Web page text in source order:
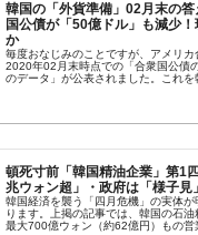
『国民年金公団』株価暴
政府「ニセＫ-ブランド
名物教授も登場！
「橋が落ちました」⇒ 耐
鉄鋼最大手『POSCO』
韓国の「外貨準備」02月末の
国公債が「50億ドル」も減少
か
毎度おなじみのことですが、アメリカ
2020年02月末時点での「合衆国公債
のデータ」が公表されました。これを
頓死寸前「韓国精油企業」第1
兆ウォン超」・政府は「様子見
韓国経済を襲う「四月危機」の実体が
ります。上掲の記事では、韓国の石油
最大700億ウォン（約62億円）もの営